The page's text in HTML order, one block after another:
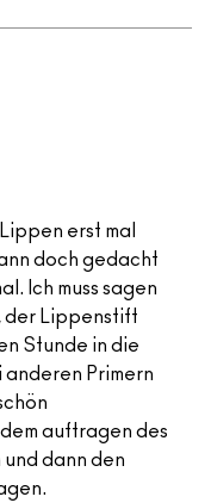
erst mal
doch gedacht
Ich muss sagen
der Lippenstift
Stunde in die
Primern
auftragen des
dann den